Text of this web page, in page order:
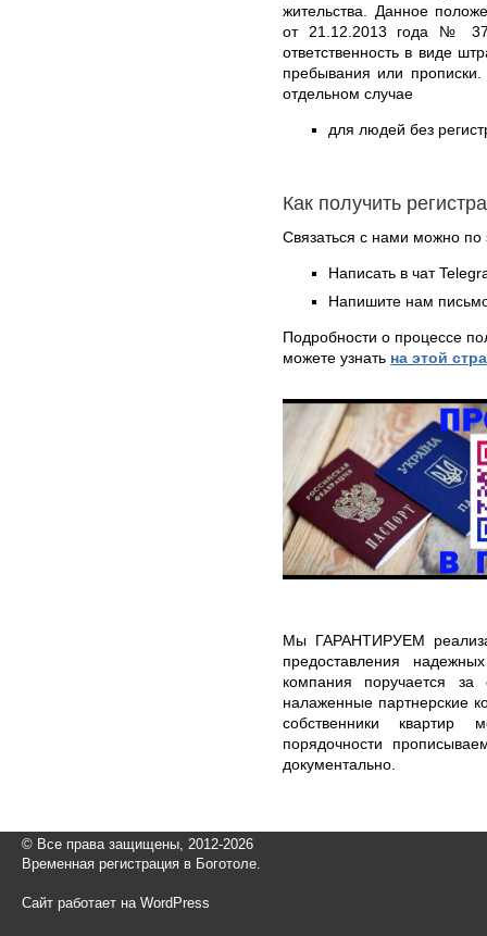
жительства. Данное
от 21.12.2013 года №
ответственность в виде
пребывания или
отдельном случае
для людей без
Как получить
Связаться с нами можно по
Написать в чат
Напишите нам
Подробности о процессе
можете узнать на этой
Мы ГАРАНТИРУЕМ
предоставления
компания поручается за
налаженные партнерские
собственники
порядочности
документально.
© Все права защищены, 2012-2026
Временная регистрация в Боготоле.
Сайт работает на WordPress